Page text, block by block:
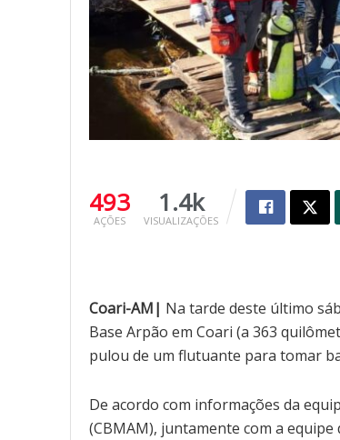
493
AÇÕES
1.4k
VISUALIZAÇÕES
Coari-AM| Na tarde deste último
Base Arpão em Coari (a 363
pulou de um flutuante para tomar
De acordo com informações da
(CBMAM), juntamente com a